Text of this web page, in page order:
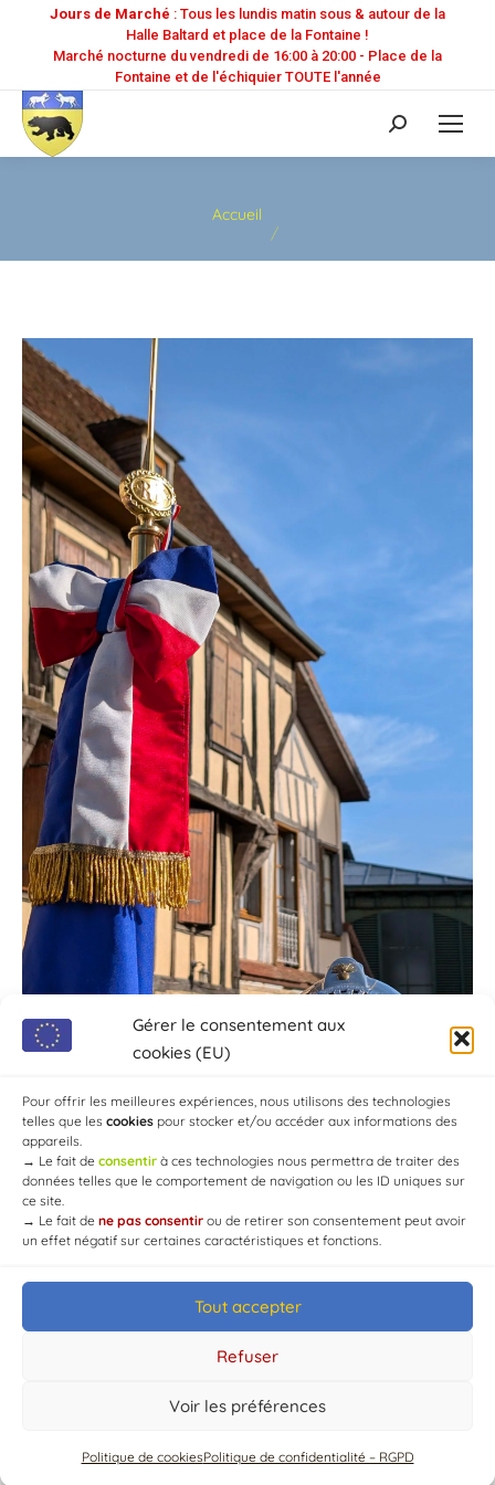
Gérer le consentement aux
cookies (EU)
Pour offrir les meilleures expériences, nous utilisons des technologies
telles que les cookies pour stocker et/ou accéder aux informations des
appareils.
→ Le fait de consentir à ces technologies nous permettra de traiter des
données telles que le comportement de navigation ou les ID uniques sur
ce site.
→ Le fait de ne pas consentir ou de retirer son consentement peut avoir
un effet négatif sur certaines caractéristiques et fonctions.
Tout accepter
Refuser
Voir les préférences
Politique de cookiesPolitique de confidentialité – RGPD
Jours de Marché : Tous les lundis matin sous & autour de la
Halle Baltard et place de la Fontaine !
Marché nocturne du vendredi de 16:00 à 20:00 - Place de la
Fontaine et de l'échiquier TOUTE l'année
Recherche
:
Vous êtes ici :
Accueil
© Mairie de Chaource [2004-2024] | Tous droits réservés.
Developed byWEB3-DESIGN